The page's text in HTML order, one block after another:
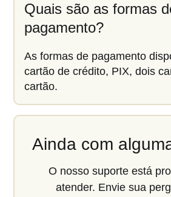
Quais são as formas
pagamento?
As formas de pagamento
cartão de crédito, PIX, dois
cartão.
Ainda com
O nosso suporte está
atender. Envie sua